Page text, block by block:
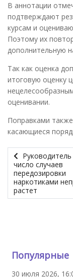
В аннотации
подтверждают
курсам и
Поэтому их
дополнительную
Так как оценка
итоговую оценку
оценивании.
Поправками
касающиеся
число случаев
передозировки
наркотиками
растет
Популярные
30 июля 2026,